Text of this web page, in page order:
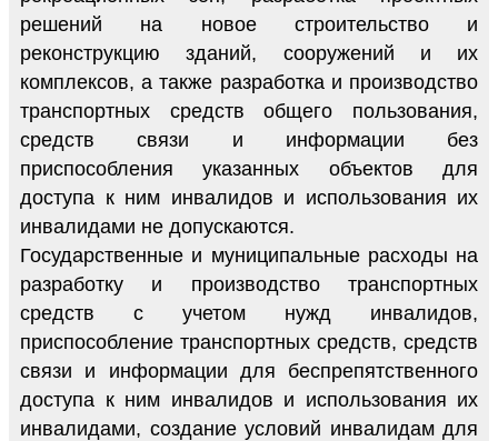
решений на новое строительство и
реконструкцию зданий, сооружений и их
комплексов, а также разработка и производство
транспортных средств общего пользования,
средств связи и информации без
приспособления указанных объектов для
доступа к ним инвалидов и использования их
инвалидами не допускаются.
Государственные и муниципальные расходы на
разработку и производство транспортных
средств с учетом нужд инвалидов,
приспособление транспортных средств, средств
связи и информации для беспрепятственного
доступа к ним инвалидов и использования их
инвалидами, создание условий инвалидам для